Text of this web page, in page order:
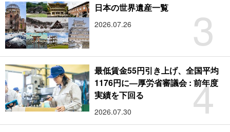
3
日本の世界遺産一覧
2026.07.26
4
最低賃金55円引き上げ、全国平均
1176円に―厚労省審議会 : 前年度
実績を下回る
2026.07.30